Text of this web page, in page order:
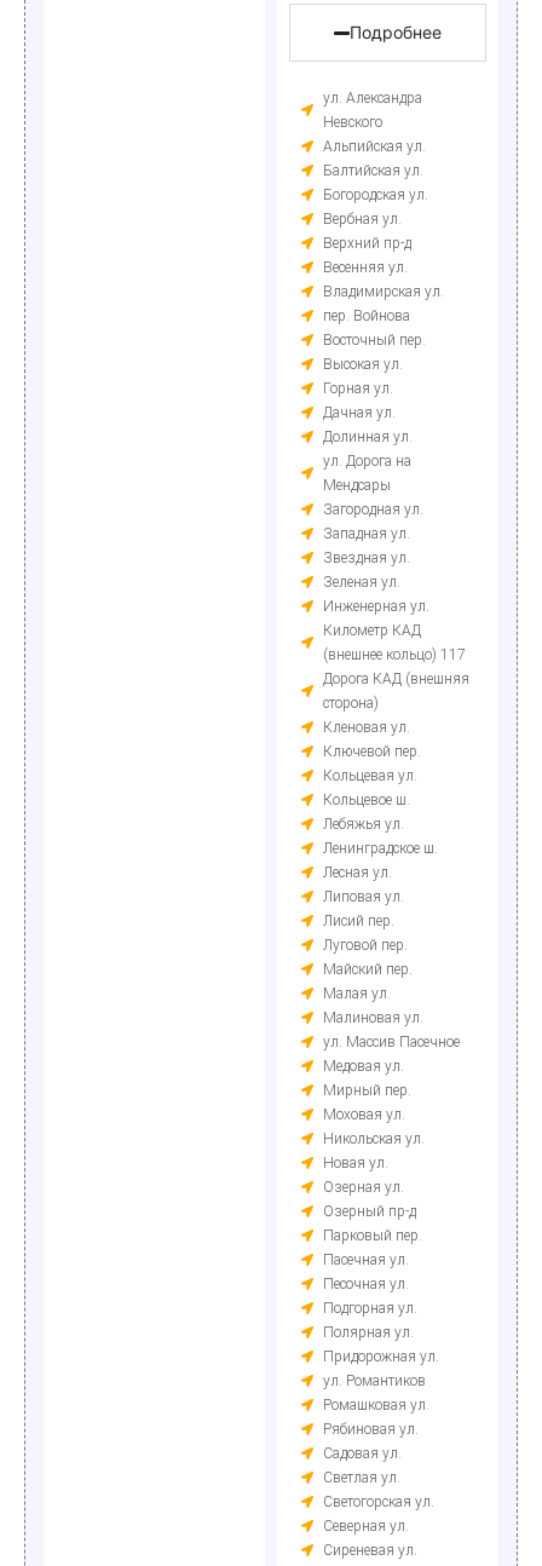
Подробнее
ул. Александра
Невского
Альпийская ул.
Балтийская ул.
Богородская ул.
Вербная ул.
Верхний пр-д
Весенняя ул.
Владимирская ул.
пер. Войнова
Восточный пер.
Высокая ул.
Горная ул.
Дачная ул.
Долинная ул.
ул. Дорога на
Мендсары
Загородная ул.
Западная ул.
Звездная ул.
Зеленая ул.
Инженерная ул.
Километр КАД
(внешнее кольцо) 117
Дорога КАД (внешняя
сторона)
Кленовая ул.
Ключевой пер.
Кольцевая ул.
Кольцевое ш.
Лебяжья ул.
Ленинградское ш.
Лесная ул.
Липовая ул.
Лисий пер.
Луговой пер.
Майский пер.
Малая ул.
Малиновая ул.
ул. Массив Пасечное
Медовая ул.
Мирный пер.
Моховая ул.
Никольская ул.
Новая ул.
Озерная ул.
Озерный пр-д
Парковый пер.
Пасечная ул.
Песочная ул.
Подгорная ул.
Полярная ул.
Придорожная ул.
ул. Романтиков
Ромашковая ул.
Рябиновая ул.
Садовая ул.
Светлая ул.
Светогорская ул.
Северная ул.
Сиреневая ул.